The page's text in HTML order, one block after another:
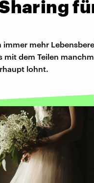
mehr
mit dem Teilen
lohnt.